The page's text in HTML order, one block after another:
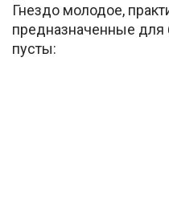
Гнездо молодое,
предназначенные для
пусты: